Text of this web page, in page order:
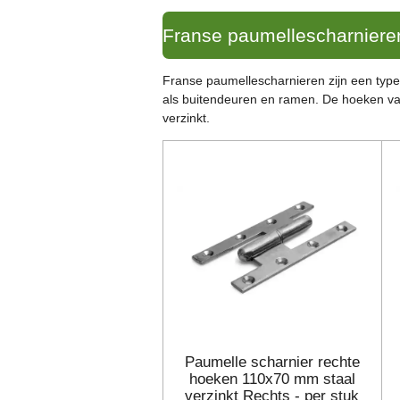
Franse
Franse paumellescharnieren zijn een
als buitendeuren en ramen. De hoeken
verzinkt.
Paumelle scharnier rechte
hoeken 110x70 mm staal
verzinkt Rechts - per stuk